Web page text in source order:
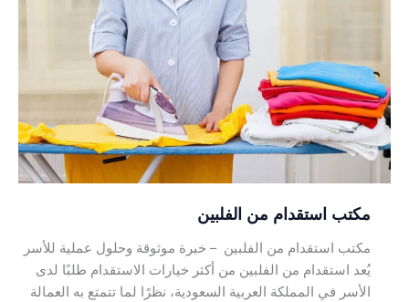
مكتب استقدام من الفلبين
مكتب استقدام من الفلبين – خبرة موثوقة وحلول عملية للأسر
يُعد استقدام من الفلبين من أكثر خيارات الاستقدام طلبًا لدى
الأسر في المملكة العربية السعودية، نظرًا لما تتمتع به العمالة
الفلبين